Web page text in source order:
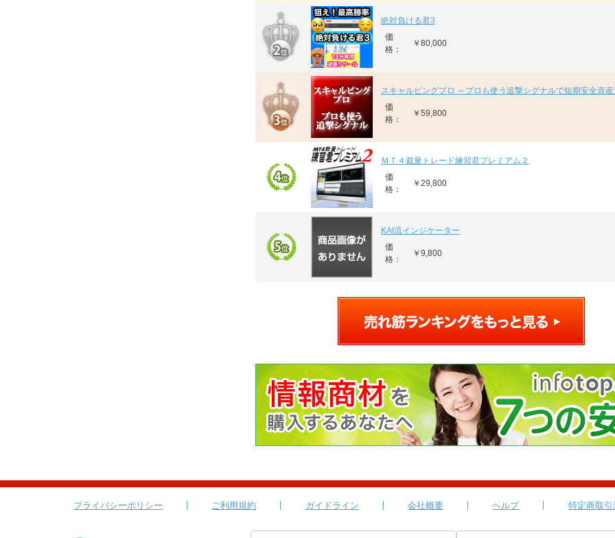
絶対負ける君3
価
格：
￥80,000
スキャルピングプロ ～プロも使う追撃シグナルで短期安全資
価
格：
￥59,800
ＭＴ４裁量トレード練習君プレミアム２
価
格：
￥29,800
KAI流インジケーター
価
格：
￥9,800
プライバシーポリシー ご利用規約 ガイドライン 会社概要 ヘルプ 特定商取